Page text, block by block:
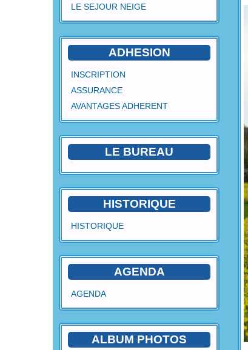
LE SEJOUR NEIGE
ADHESION
INSCRIPTION
ASSURANCE
AVANTAGES ADHERENT
LE BUREAU
HISTORIQUE
HISTORIQUE
AGENDA
AGENDA
ALBUM PHOTOS